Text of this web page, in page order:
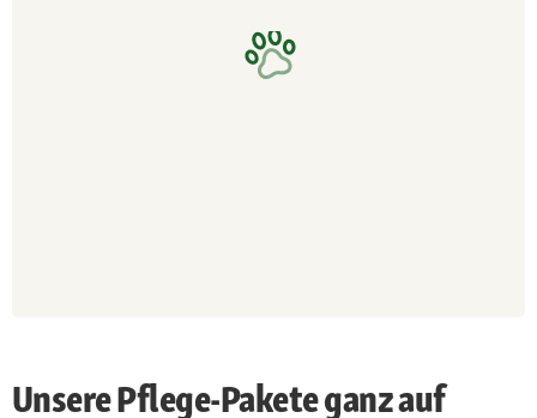
Unsere Pflege-Pakete ganz auf